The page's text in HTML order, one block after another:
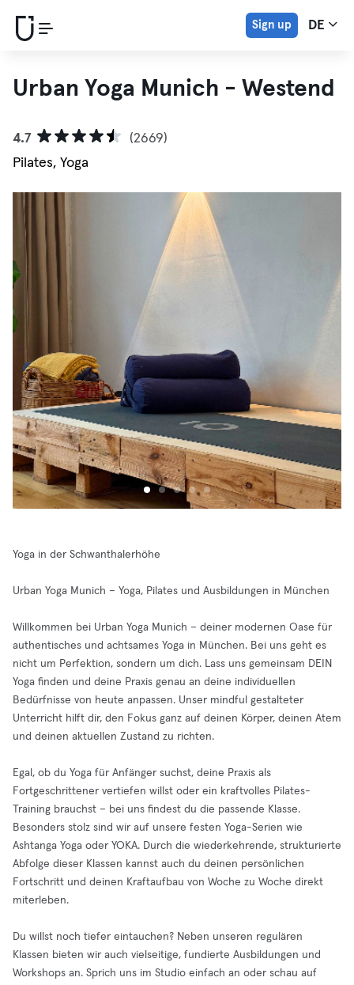
Sign up DE
Urban Yoga Munich - Westend
4.7
(2669)
Pilates, Yoga
Yoga in der Schwanthalerhöhe
Urban Yoga Munich – Yoga, Pilates und Ausbildungen in München
Willkommen bei Urban Yoga Munich – deiner modernen Oase für
authentisches und achtsames Yoga in München. Bei uns geht es
nicht um Perfektion, sondern um dich. Lass uns gemeinsam DEIN
Yoga finden und deine Praxis genau an deine individuellen
Bedürfnisse von heute anpassen. Unser mindful gestalteter
Unterricht hilft dir, den Fokus ganz auf deinen Körper, deinen Atem
und deinen aktuellen Zustand zu richten.
Egal, ob du Yoga für Anfänger suchst, deine Praxis als
Fortgeschrittener vertiefen willst oder ein kraftvolles Pilates-
Training brauchst – bei uns findest du die passende Klasse.
Besonders stolz sind wir auf unsere festen Yoga-Serien wie
Ashtanga Yoga oder YOKA. Durch die wiederkehrende, strukturierte
Abfolge dieser Klassen kannst auch du deinen persönlichen
Fortschritt und deinen Kraftaufbau von Woche zu Woche direkt
miterleben.
Du willst noch tiefer eintauchen? Neben unseren regulären
Klassen bieten wir auch vielseitige, fundierte Ausbildungen und
Workshops an. Sprich uns im Studio einfach an oder schau auf